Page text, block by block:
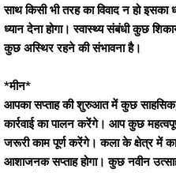
साथ किसी भी तरह का विवाद न हो
ध्यान देना होगा। स्वास्थ्य संबंधी कुछ
कुछ अस्थिर रहने की संभावना है।
*मीन*
आपका सप्ताह की शुरुआत में कुछ साहसिक,
कार्रवाई का पालन करेंगे। आप कुछ
जरूरी काम पूर्ण करेंगे। कला के क्षेत्र में
आशाजनक सप्ताह होगा। कुछ नवीन